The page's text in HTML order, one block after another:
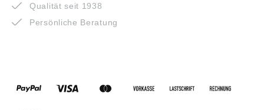
Qualität seit 1938
Persönliche Beratung